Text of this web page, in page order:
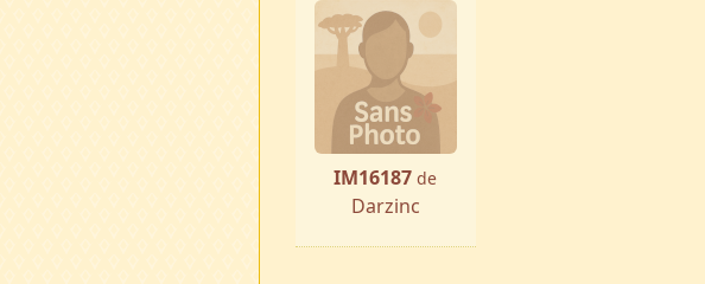
IM16187 de
Darzinc